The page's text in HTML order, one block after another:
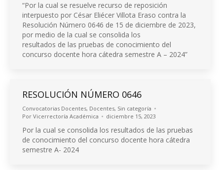
“Por la cual se resuelve recurso de reposición
interpuesto por César Eliécer Villota Eraso contra la
Resolución Número 0646 de 15 de diciembre de 2023,
por medio de la cual se consolida los
resultados de las pruebas de conocimiento del
concurso docente hora cátedra semestre A – 2024”
RESOLUCIÓN NÚMERO 0646
Convocatorias Docentes, Docentes, Sin categoría
Por Vicerrectoría Académica diciembre 15, 2023
Por la cual se consolida los resultados de las pruebas
de conocimiento del concurso docente hora cátedra
semestre A- 2024